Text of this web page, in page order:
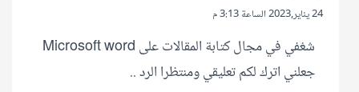
24 يناير,2023 الساعة 3:13 م
شغفي في مجال كتابة المقالات على Microsoft word
جعلني اترك لكم تعليقي ومنتظرا الرد ..